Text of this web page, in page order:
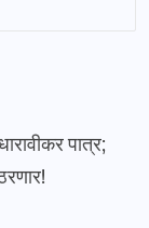
पात्र;